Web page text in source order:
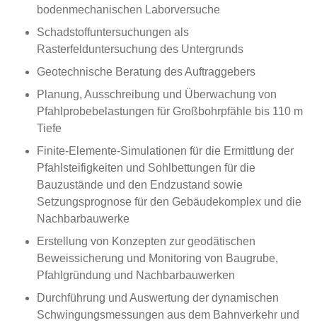
bodenmechanischen Laborversuche
Schadstoffuntersuchungen als
Rasterfelduntersuchung des Untergrunds
Geotechnische Beratung des Auftraggebers
Planung, Ausschreibung und Überwachung von
Pfahlprobebelastungen für Großbohrpfähle bis 110 m
Tiefe
Finite-Elemente-Simulationen für die Ermittlung der
Pfahlsteifigkeiten und Sohlbettungen für die
Bauzustände und den Endzustand sowie
Setzungsprognose für den Gebäudekomplex und die
Nachbarbauwerke
Erstellung von Konzepten zur geodätischen
Beweissicherung und Monitoring von Baugrube,
Pfahlgründung und Nachbarbauwerken
Durchführung und Auswertung der dynamischen
Schwingungsmessungen aus dem Bahnverkehr und